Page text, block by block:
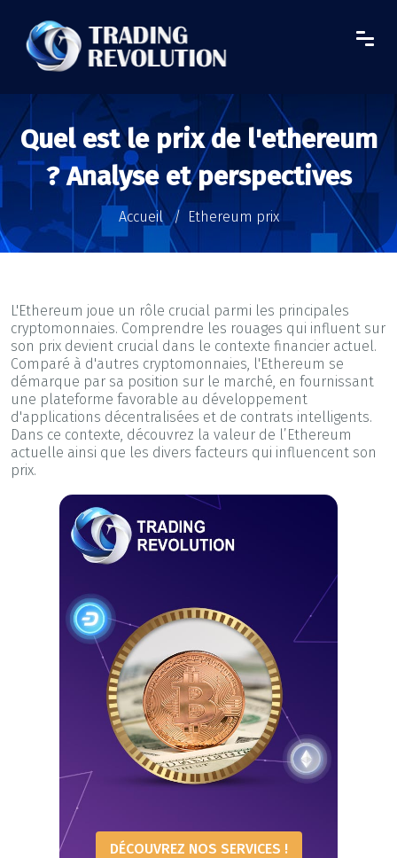
Quel est le prix de l'ethereum
? Analyse et perspectives
Accueil Ethereum prix
L'Ethereum joue un rôle crucial parmi les principales
cryptomonnaies. Comprendre les rouages qui influent sur
son prix devient crucial dans le contexte financier actuel.
Comparé à d'autres cryptomonnaies, l'Ethereum se
démarque par sa position sur le marché, en fournissant
une plateforme favorable au développement
d'applications décentralisées et de contrats intelligents.
Dans ce contexte, découvrez la valeur de l’Ethereum
actuelle ainsi que les divers facteurs qui influencent son
prix.
DÉCOUVREZ NOS SERVICES !